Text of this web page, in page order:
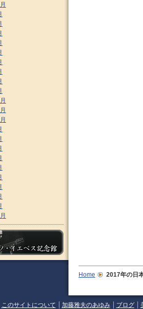
Home 2017年の日
このサイトについて 加藤雅夫のあゆみ ブログ